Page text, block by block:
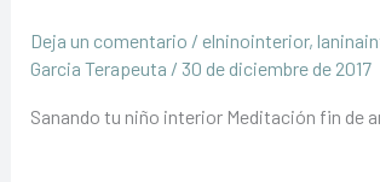
Deja un comentario / elninointerior,
Garcia Terapeuta / 30 de diciembre de 2017
Sanando tu niño interior Meditación fin de